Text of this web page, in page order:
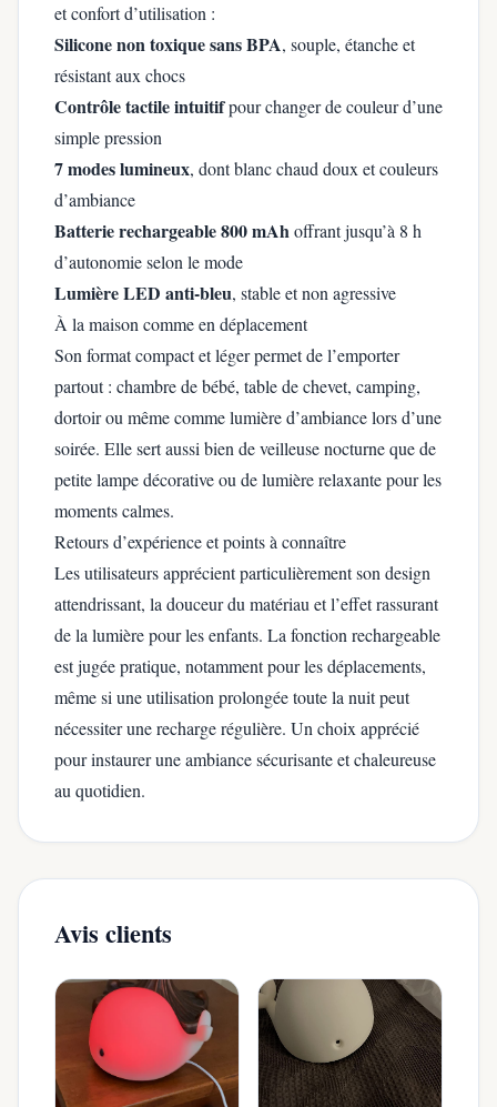
et confort d’utilisation :
Silicone non toxique sans BPA, souple, étanche et
résistant aux chocs
Contrôle tactile intuitifpour changer de couleur d’une
simple pression
7 modes lumineux, dont blanc chaud doux et couleurs
d’ambiance
Batterie rechargeable 800 mAhoffrant jusqu’à 8 h
d’autonomie selon le mode
Lumière LED anti-bleu, stable et non agressive
À la maison comme en déplacement
Son format compact et léger permet de l’emporter
partout : chambre de bébé, table de chevet, camping,
dortoir ou même comme lumière d’ambiance lors d’une
soirée. Elle sert aussi bien de veilleuse nocturne que de
petite lampe décorative ou de lumière relaxante pour les
moments calmes.
Retours d’expérience et points à connaître
Les utilisateurs apprécient particulièrement son design
attendrissant, la douceur du matériau et l’effet rassurant
de la lumière pour les enfants. La fonction rechargeable
est jugée pratique, notamment pour les déplacements,
même si une utilisation prolongée toute la nuit peut
nécessiter une recharge régulière. Un choix apprécié
pour instaurer une ambiance sécurisante et chaleureuse
au quotidien.
Avis clients